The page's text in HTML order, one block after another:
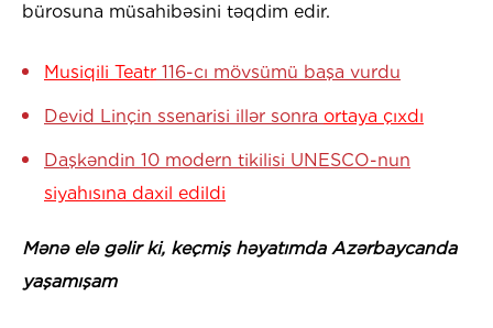
bürosuna müsahibəsini təqdim edir.
Musiqili Teatr 116-cı mövsümü başa vurdu
Devid Linçin ssenarisi illər sonra ortaya çıxdı
Daşkəndin 10 modern tikilisi UNESCO-nun
siyahısına daxil edildi
Mənə elə gəlir ki, keçmiş həyatımda Azərbaycanda
yaşamışam